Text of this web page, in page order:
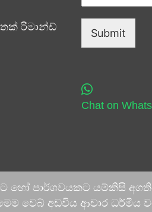
රිමාන්ඩ්
Submit
Chat on
හෝ පාර්ශවයකට යම්කිසි
අඩවිය ආචාර ධර්මීය